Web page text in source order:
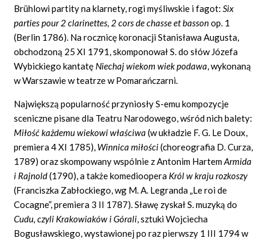
Brühlowi partity na klarnety, rogi myśliwskie i fagot: Six
parties pour 2 clarinettes, 2 cors de chasse et bassonop. 1
(Berlin 1786). Na rocznicę koronacji Stanisława Augusta,
obchodzoną 25 XI 1791, skomponował S. do słów Józefa
Wybickiego kantatę Niechaj wiekom wiek podawa,wykonaną
w Warszawie w teatrze w Pomarańczarni.
Największą popularność przyniosły S-emu kompozycje
sceniczne pisane dla Teatru Narodowego, wśród nich balety:
Miłość każdemu wiekowi właściwa (w układzie F. G. Le Doux,
premiera 4 XI 1785), Winnica miłości(choreografia D. Curza,
1789) oraz skompowany wspólnie z Antonim HartemArmida
i Rajnold(1790), a także komedioopera Król w kraju rozkoszy
(Franciszka Zabłockiego, wg M. A. Legranda „Le roi de
Cocagne”, premiera 3 II 1787). Sławę zyskał S. muzyką do
Cudu, czyli Krakowiaków i Górali,sztuki Wojciecha
Bogusławskiego, wystawionej po raz pierwszy 1 III 1794 w